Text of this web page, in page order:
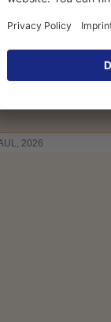
2026